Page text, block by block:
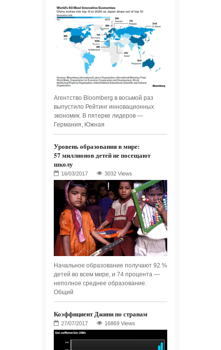
Агентство Bloomberg в восьмой раз
выпустило Рейтинг инновационных
экономик. В пятерке лидеров —
Германия, Южная
Уровень образования в мире:
57 миллионов детей не посещают
школу
3032 Views
Начальное образование получают 92 %
детей во всем мире, и 74 процента —
неполное среднее образование.
Общий
Коэффициент Джини по странам
16869 Views